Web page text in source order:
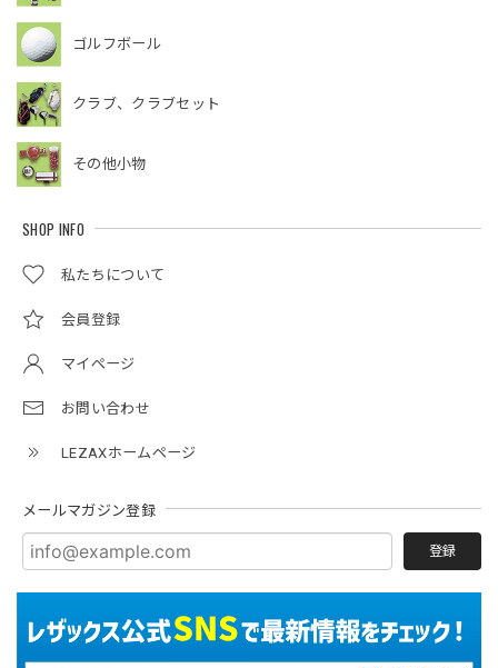
ゴルフボール
クラブ、クラブセット
その他小物
SHOP INFO
私たちについて
会員登録
マイページ
お問い合わせ
LEZAXホームページ
メールマガジン登録
登録